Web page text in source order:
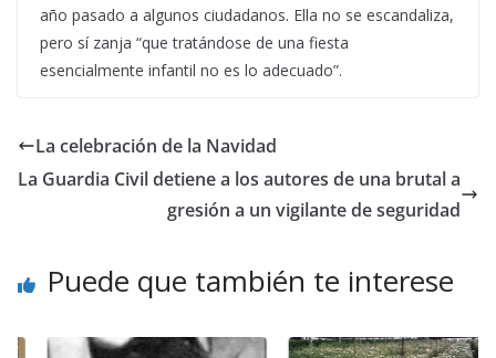
año pasado a algunos ciudadanos. Ella no se escandaliza,
pero sí zanja “que tratándose de una fiesta
esencialmente infantil no es lo adecuado”.
La celebración de la Navidad
La Guardia Civil detiene a los autores de una brutal a
gresión a un vigilante de seguridad
Puede que también te interese